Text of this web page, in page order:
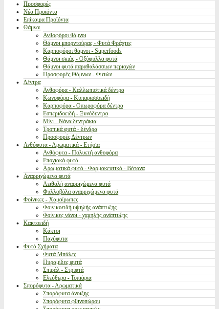
Προσφορές
Νέα Προϊόντα
Επίκαιρα Προϊόντα
Θάμνοι
Ανθοφόροι θάμνοι
Θάμνοι μπορντούρας - Φυτά Φράχτες
Καρποφόροι θάμνοι - Superfoods
Θάμνοι σκιάς - Οξύφυλλα φυτά
Θάμνοι φυτά παραθαλάσσιων περιοχών
Προσφορές Θάμνων - Φυτών
Δέντρα
Ανθοφόρα - Καλλωπιστικά δέντρα
Κωνοφόρα - Κυπαρισσοειδή
Καρποφόρα - Οπωροφόρα δέντρα
Εσπεριδοειδή - Ξυνόδεντρα
Μίνι - Νάνα δεντράκια
Τροπικά φυτά - δένδρα
Προσφορές Δέντρων
Ανθόφυτα - Αρωματικά - Ετήσια
Ανθόφυτα - Πολυετή ανθοφόρα
Εποχιακά φυτά
Αρωματικά φυτά - Φαρμακευτικά - Βότανα
Αναρριχώμενα φυτά
Αειθαλή αναρριχώμενα φυτά
Φυλλοβόλα αναρριχώμενα φυτά
Φοίνικες - Χαμαίρωπες
Φοινικοειδή υψηλής ανάπτυξης
Φοίνικες νάνοι - χαμηλής ανάπτυξης
Κακτοειδή
Κάκτοι
Παχύφυτα
Φυτά Σχήματα
Φυτά Μπάλες
Πυραμίδες φυτά
Σπιράλ - Στριφτά
Ελεύθερα - Τοπιάρια
Σπορόφυτα - Αρωματικά
Σπορόφυτα άνοιξης
Σπορόφυτα φθινοπώρου